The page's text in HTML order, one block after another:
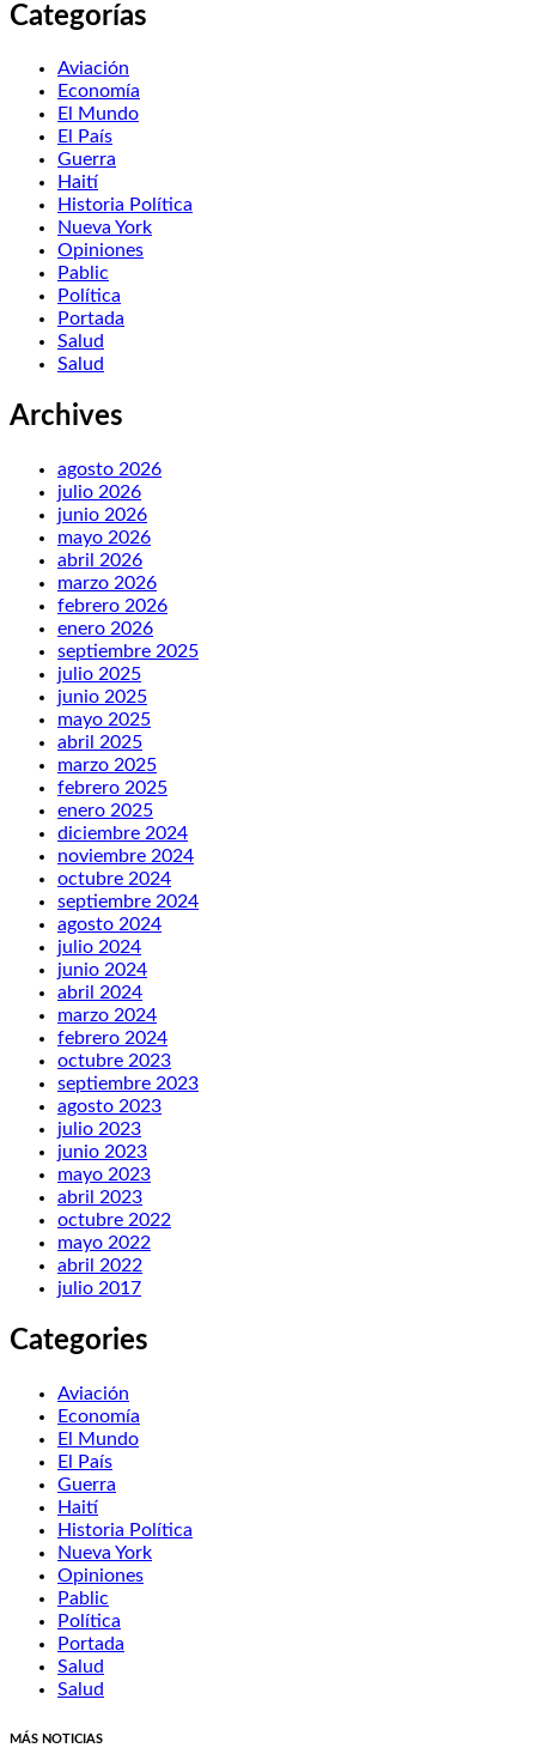
Categorías
Aviación
Economía
El Mundo
El País
Guerra
Haití
Historia Política
Nueva York
Opiniones
Pablic
Política
Portada
Salud
Salud
Archives
agosto 2026
julio 2026
junio 2026
mayo 2026
abril 2026
marzo 2026
febrero 2026
enero 2026
septiembre 2025
julio 2025
junio 2025
mayo 2025
abril 2025
marzo 2025
febrero 2025
enero 2025
diciembre 2024
noviembre 2024
octubre 2024
septiembre 2024
agosto 2024
julio 2024
junio 2024
abril 2024
marzo 2024
febrero 2024
octubre 2023
septiembre 2023
agosto 2023
julio 2023
junio 2023
mayo 2023
abril 2023
octubre 2022
mayo 2022
abril 2022
julio 2017
Categories
Aviación
Economía
El Mundo
El País
Guerra
Haití
Historia Política
Nueva York
Opiniones
Pablic
Política
Portada
Salud
Salud
MÁS NOTICIAS